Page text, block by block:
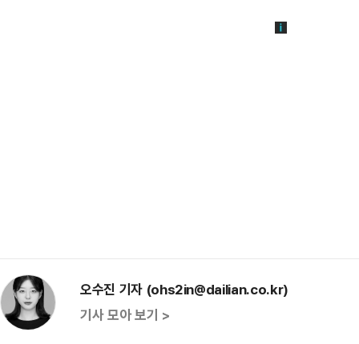
오수진 기자 (ohs2in@dailian.co.kr)
기사 모아 보기 >